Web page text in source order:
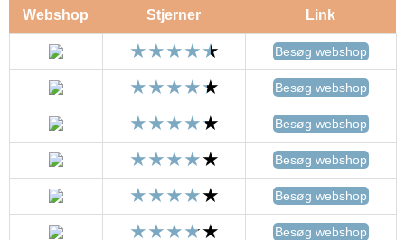
Webshop Stjerner Link
Besøg webshop
Besøg webshop
Besøg webshop
Besøg webshop
Besøg webshop
Besøg webshop